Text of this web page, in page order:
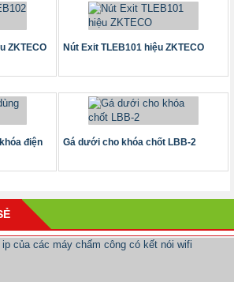
ZKTECO Nút Exit TLEB101 hiệu ZKTECO
điện
Gá dưới cho khóa chốt LBB-2